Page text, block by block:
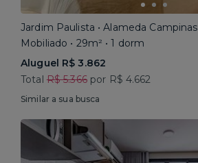
Jardim Paulista • Alameda Campinas
Mobiliado • 29m² • 1 dorm
Aluguel R$ 3.862
Total R$ 5.366por R$ 4.662
Similar a sua busca